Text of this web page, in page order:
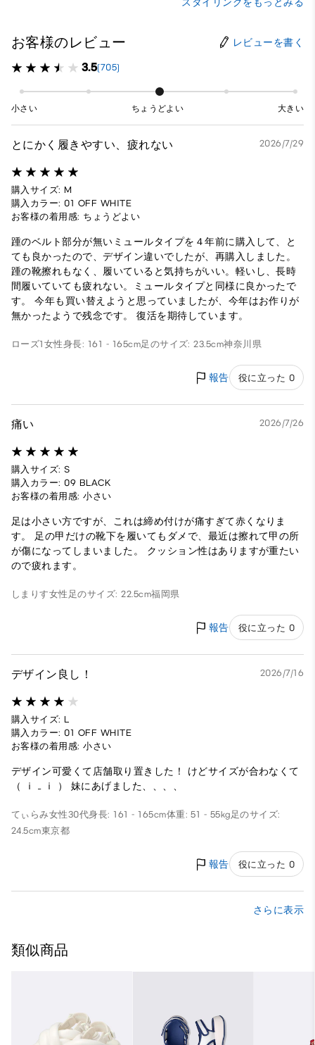
スタイリングをもっとみる
お客様のレビュー レビューを書く
3.5(705)
小さい ちょうどよい 大きい
とにかく履きやすい、疲れない 2026/7/29
購入サイズ: M
購入カラー: 01 OFF WHITE
お客様の着用感: ちょうどよい
踵のベルト部分が無いミュールタイプを４年前に購入して、と
ても良かったので、デザイン違いでしたが、再購入しました。
踵の靴擦れもなく、履いていると気持ちがいい。軽いし、長時
間履いていても疲れない。ミュールタイプと同様に良かったで
す。 今年も買い替えようと思っていましたが、今年はお作りが
無かったようで残念です。 復活を期待しています。
ローズ1 女性身長: 161 - 165cm足のサイズ: 23.5cm神奈川県
報告 役に立った 0
痛い 2026/7/26
購入サイズ: S
購入カラー: 09 BLACK
お客様の着用感: 小さい
足は小さい方ですが、これは締め付けが痛すぎて赤くなりま
す。 足の甲だけの靴下を履いてもダメで、最近は擦れて甲の所
が傷になってしまいました。 クッション性はありますが重たい
ので疲れます。
しまりす女性 足のサイズ: 22.5cm福岡県
報告 役に立った 0
デザイン良し！ 2026/7/16
購入サイズ: L
購入カラー: 01 OFF WHITE
お客様の着用感: 小さい
デザイン可愛くて店舗取り置きした！ けどサイズが合わなくて
（ ｉ _ ｉ ） 妹にあげました、、、、
てぃらみ女性30代身長: 161 - 165cm体重: 51 - 55kg足のサイズ:
24.5cm東京都
報告 役に立った 0
さらに表示
類似商品